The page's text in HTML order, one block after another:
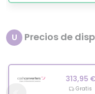
U Precios de
313,95
Gratis